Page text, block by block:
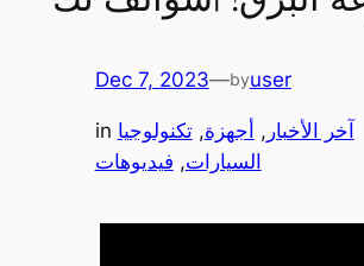
Dec 7, 2023—byuser
in آخر الأخبار , أجهزة, تكنولوجيا
السيارات, فيديوهات